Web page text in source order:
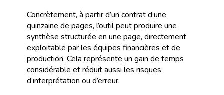
Concrètement, à partir d’un contrat d’une
quinzaine de pages, l’outil peut produire une
synthèse structurée en une page, directement
exploitable par les équipes financières et de
production. Cela représente un gain de temps
considérable et réduit aussi les risques
d’interprétation ou d’erreur.